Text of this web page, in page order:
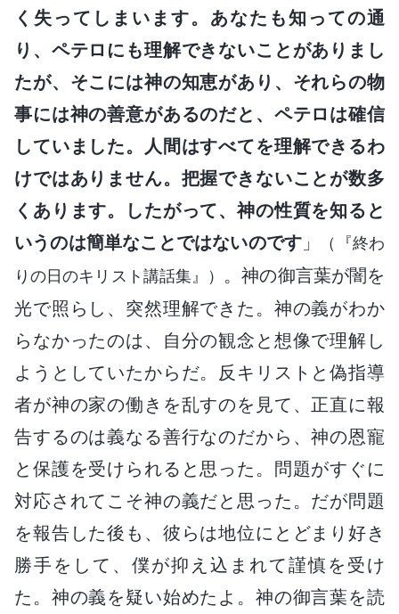
く失ってしまいます。あなたも知っての通
り、ペテロにも理解できないことがありまし
たが、そこには神の知恵があり、それらの物
事には神の善意があるのだと、ペテロは確信
していました。人間はすべてを理解できるわ
けではありません。把握できないことが数多
くあります。したがって、神の性質を知ると
いうのは簡単なことではないのです 」
（『終わ
りの日のキリスト講話集』） 。神の御言葉が闇を
光で照らし、突然理解できた。神の義がわか
らなかったのは、自分の観念と想像で理解し
ようとしていたからだ。反キリストと偽指導
者が神の家の働きを乱すのを見て、正直に報
告するのは義なる善行なのだから、神の恩寵
と保護を受けられると思った。問題がすぐに
対応されてこそ神の義だと思った。だが問題
を報告した後も、彼らは地位にとどまり好き
勝手をして、僕が抑え込まれて謹慎を受け
た。神の義を疑い始めたよ。神の御言葉を読